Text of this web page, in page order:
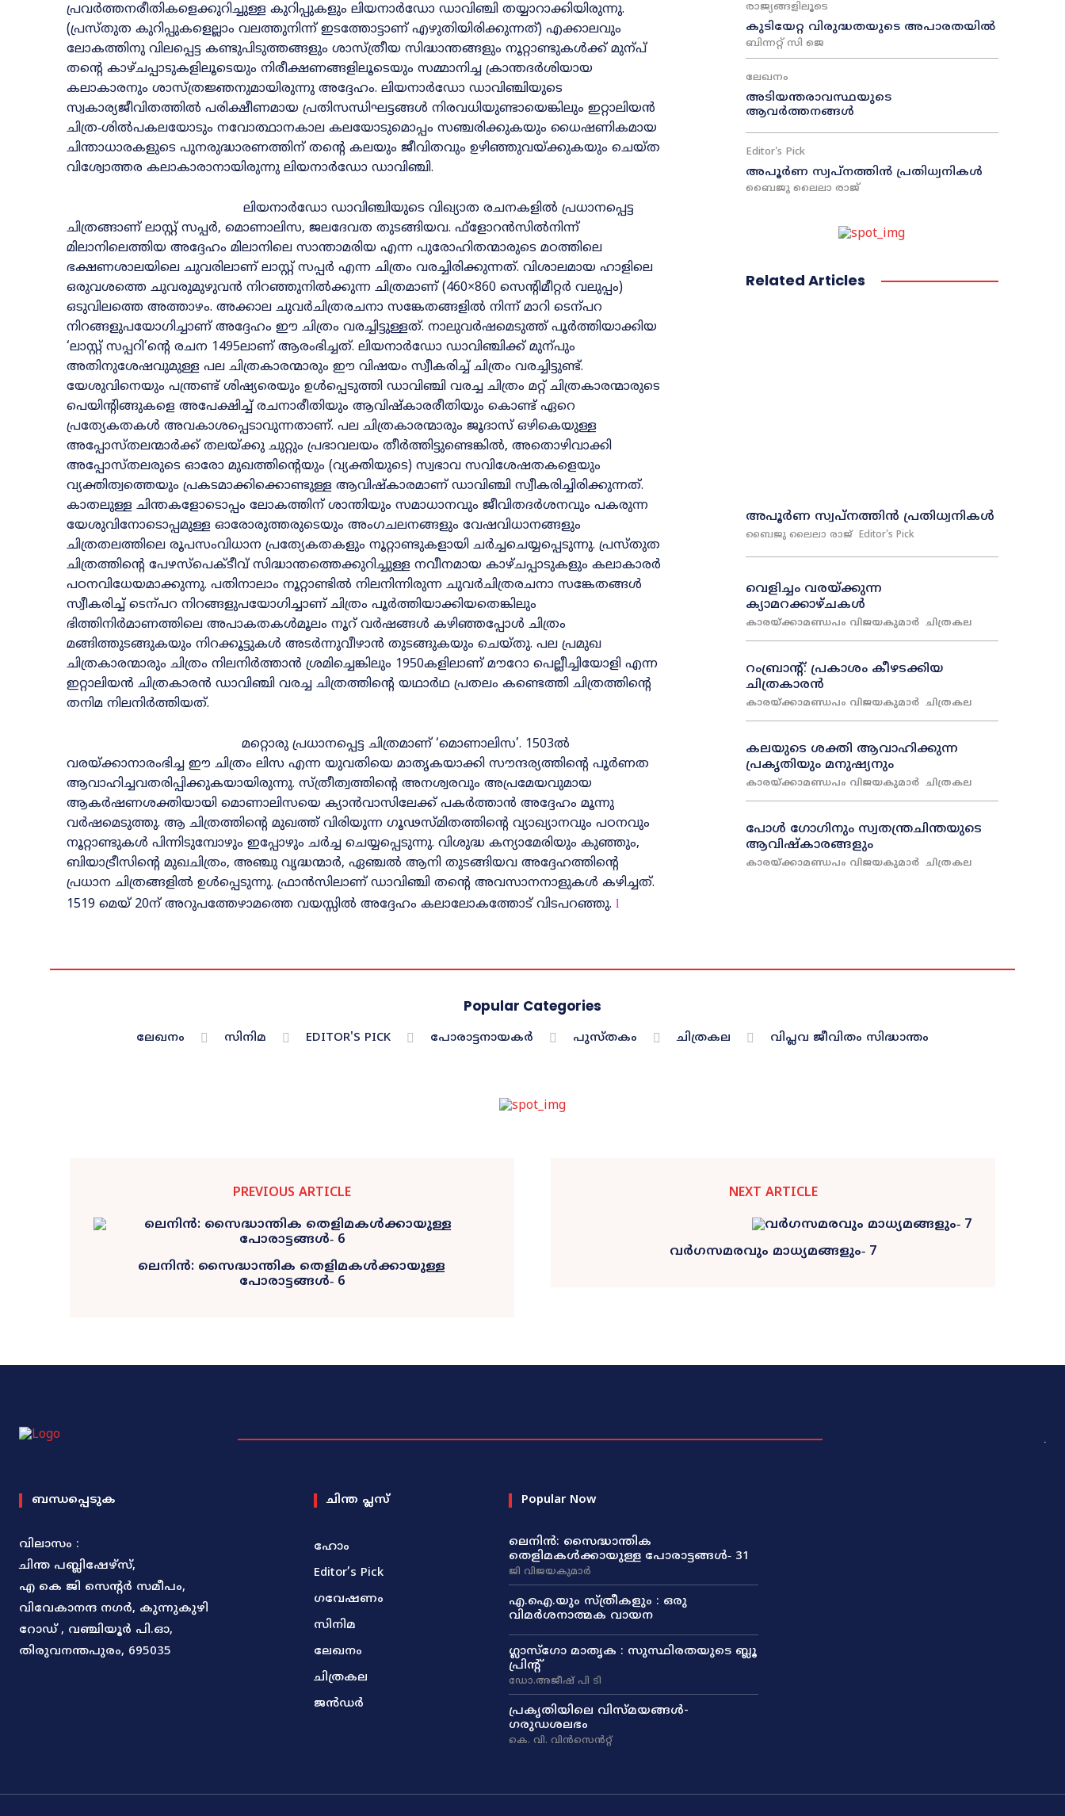
പ്രവർത്തനരീതികളെക്കുറിച്ചുള്ള കുറിപ്പുകളും ലിയനാർഡോ ഡാവിഞ്ചി തയ്യാറാക്കിയിരുന്നു.
(പ്രസ്‌തുത കുറിപ്പുകളെല്ലാം വലത്തുനിന്ന്‌ ഇടത്തോട്ടാണ്‌ എഴുതിയിരിക്കുന്നത്‌) എക്കാലവും
ലോകത്തിനു വിലപ്പെട്ട കണ്ടുപിടുത്തങ്ങളും ശാസ്‌ത്രീയ സിദ്ധാന്തങ്ങളും നൂറ്റാണ്ടുകൾക്ക്‌ മുന്പ്‌
തന്റെ കാഴ്‌ചപ്പാടുകളിലൂടെയും നിരീക്ഷണങ്ങളിലൂടെയും സമ്മാനിച്ച ക്രാന്തദർശിയായ
കലാകാരനും ശാസ്‌ത്രജ്ഞനുമായിരുന്നു അദ്ദേഹം. ലിയനാർഡോ ഡാവിഞ്ചിയുടെ
സ്വകാര്യജീവിതത്തിൽ പരിക്ഷീണമായ പ്രതിസന്ധിഘട്ടങ്ങൾ നിരവധിയുണ്ടായെങ്കിലും ഇറ്റാലിയൻ
ചിത്ര‐ശിൽപകലയോടും നവോത്ഥാനകാല കലയോടുമൊപ്പം സഞ്ചരിക്കുകയും ധൈഷണികമായ
ചിന്താധാരകളുടെ പുനരുദ്ധാരണത്തിന്‌ തന്റെ കലയും ജീവിതവും ഉഴിഞ്ഞുവയ്‌ക്കുകയും ചെയ്‌ത
വിശ്വോത്തര കലാകാരാനായിരുന്നു ലിയനാർഡോ ഡാവിഞ്ചി.
ലിയനാർഡോ ഡാവിഞ്ചിയുടെ വിഖ്യാത രചനകളിൽ പ്രധാനപ്പെട്ട
ചിത്രങ്ങാണ്‌ ലാസ്റ്റ്‌ സപ്പർ, മൊണാലിസ, ജലദേവത തുടങ്ങിയവ. ഫ്‌ളോറൻസിൽനിന്ന്‌
മിലാനിലെത്തിയ അദ്ദേഹം മിലാനിലെ സാന്താമരിയ എന്ന പുരോഹിതന്മാരുടെ മഠത്തിലെ
ഭക്ഷണശാലയിലെ ചുവരിലാണ്‌ ലാസ്റ്റ്‌ സപ്പർ എന്ന ചിത്രം വരച്ചിരിക്കുന്നത്‌. വിശാലമായ ഹാളിലെ
ഒരുവശത്തെ ചുവരുമുഴുവൻ നിറഞ്ഞുനിൽക്കുന്ന ചിത്രമാണ്‌ (460×860 സെന്റിമീറ്റർ വലുപ്പം)
ഒടുവിലത്തെ അത്താഴം. അക്കാല ചുവർചിത്രരചനാ സങ്കേതങ്ങളിൽ നിന്ന്‌ മാറി ടെന്പറ
നിറങ്ങളുപയോഗിച്ചാണ്‌ അദ്ദേഹം ഈ ചിത്രം വരച്ചിട്ടുള്ളത്‌. നാലുവർഷമെടുത്ത്‌ പൂർത്തിയാക്കിയ
‘ലാസ്റ്റ്‌ സപ്പറി’ന്റെ രചന 1495ലാണ്‌ ആരംഭിച്ചത്‌. ലിയനാർഡോ ഡാവിഞ്ചിക്ക്‌ മുന്പും
അതിനുശേഷവുമുള്ള പല ചിത്രകാരന്മാരും ഈ വിഷയം സ്വീകരിച്ച്‌ ചിത്രം വരച്ചിട്ടുണ്ട്‌.
യേശുവിനെയും പന്ത്രണ്ട്‌ ശിഷ്യരെയും ഉൾപ്പെടുത്തി ഡാവിഞ്ചി വരച്ച ചിത്രം മറ്റ്‌ ചിത്രകാരന്മാരുടെ
പെയിന്റിങ്ങുകളെ അപേക്ഷിച്ച്‌ രചനാരീതിയും ആവിഷ്‌കാരരീതിയും കൊണ്ട്‌ ഏറെ
പ്രത്യേകതകൾ അവകാശപ്പെടാവുന്നതാണ്‌. പല ചിത്രകാരന്മാരും ജൂദാസ്‌ ഒഴികെയുള്ള
അപ്പോസ്‌തലന്മാർക്ക്‌ തലയ്‌ക്കു ചുറ്റും പ്രഭാവലയം തീർത്തിട്ടുണ്ടെങ്കിൽ, അതൊഴിവാക്കി
അപ്പോസ്‌തലരുടെ ഓരോ മുഖത്തിന്റെയും (വ്യക്തിയുടെ) സ്വഭാവ സവിശേഷതകളെയും
വ്യക്തിത്വത്തെയും പ്രകടമാക്കിക്കൊണ്ടുള്ള ആവിഷ്‌കാരമാണ്‌ ഡാവിഞ്ചി സ്വീകരിച്ചിരിക്കുന്നത്‌.
കാതലുള്ള ചിന്തകളോടൊപ്പം ലോകത്തിന്‌ ശാന്തിയും സമാധാനവും ജീവിതദർശനവും പകരുന്ന
യേശുവിനോടൊപ്പമുള്ള ഓരോരുത്തരുടെയും അംഗചലനങ്ങളും വേഷവിധാനങ്ങളും
ചിത്രതലത്തിലെ രൂപസംവിധാന പ്രത്യേകതകളും നൂറ്റാണ്ടുകളായി ചർച്ചചെയ്യപ്പെടുന്നു. പ്രസ്‌തുത
ചിത്രത്തിന്റെ പേഴസ്‌പെക്ടീവ്‌ സിദ്ധാന്തത്തെക്കുറിച്ചുള്ള നവീനമായ കാഴ്‌ചപ്പാടുകളും കലാകാരർ
പഠനവിധേയമാക്കുന്നു. പതിനാലാം നൂറ്റാണ്ടിൽ നിലനിന്നിരുന്ന ചുവർചിത്രരചനാ സങ്കേതങ്ങൾ
സ്വീകരിച്ച്‌ ടെന്പറ നിറങ്ങളുപയോഗിച്ചാണ്‌ ചിത്രം പൂർത്തിയാക്കിയതെങ്കിലും
ഭിത്തിനിർമാണത്തിലെ അപാകതകൾമൂലം നൂറ്‌ വർഷങ്ങൾ കഴിഞ്ഞപ്പോൾ ചിത്രം
മങ്ങിത്തുടങ്ങുകയും നിറക്കൂട്ടുകൾ അടർന്നുവീഴാൻ തുടങ്ങുകയും ചെയ്‌തു. പല പ്രമുഖ
ചിത്രകാരന്മാരും ചിത്രം നിലനിർത്താൻ ശ്രമിച്ചെങ്കിലും 1950കളിലാണ്‌ മൗറോ പെല്ലീച്ചിയോളി എന്ന
ഇറ്റാലിയൻ ചിത്രകാരൻ ഡാവിഞ്ചി വരച്ച ചിത്രത്തിന്റെ യഥാർഥ പ്രതലം കണ്ടെത്തി ചിത്രത്തിന്റെ
തനിമ നിലനിർത്തിയത്‌.
മറ്റൊരു പ്രധാനപ്പെട്ട ചിത്രമാണ്‌ ‘മൊണാലിസ’. 1503ൽ
വരയ്‌ക്കാനാരംഭിച്ച ഈ ചിത്രം ലിസ എന്ന യുവതിയെ മാതൃകയാക്കി സൗന്ദര്യത്തിന്റെ പൂർണത
ആവാഹിച്ചവതരിപ്പിക്കുകയായിരുന്നു. സ്‌ത്രീത്വത്തിന്റെ അനശ്വരവും അപ്രമേയവുമായ
ആകർഷണശക്തിയായി മൊണാലിസയെ ക്യാൻവാസിലേക്ക്‌ പകർത്താൻ അദ്ദേഹം മൂന്നു
വർഷമെടുത്തു. ആ ചിത്രത്തിന്റെ മുഖത്ത്‌ വിരിയുന്ന ഗൂഢസ്‌മിതത്തിന്റെ വ്യാഖ്യാനവും പഠനവും
നൂറ്റാണ്ടുകൾ പിന്നിടുമ്പോഴും ഇപ്പോഴും ചർച്ച ചെയ്യപ്പെടുന്നു. വിശുദ്ധ കന്യാമേരിയും കുഞ്ഞും,
ബിയാട്രീസിന്റെ മുഖചിത്രം, അഞ്ചു വൃദ്ധന്മാർ, ഏഞ്ചൽ ആനി തുടങ്ങിയവ അദ്ദേഹത്തിന്റെ
പ്രധാന ചിത്രങ്ങളിൽ ഉൾപ്പെടുന്നു. ഫ്രാൻസിലാണ്‌ ഡാവിഞ്ചി തന്റെ അവസാനനാളുകൾ കഴിച്ചത്‌.
1519 മെയ്‌ 20ന്‌ അറുപത്തേഴാമത്തെ വയസ്സിൽ അദ്ദേഹം കലാലോകത്തോട്‌ വിടപറഞ്ഞു. l
രാജ്യങ്ങളിലൂടെ
കുടിയേറ്റ വിരുദ്ധതയുടെ അപാരതയിൽ
ബിന്നറ്റ് സി ജെ
ലേഖനം
അടിയന്തരാവസ്ഥയുടെ
ആവർത്തനങ്ങൾ
Editor's Pick
അപൂർണ സ്വപ്നത്തിൻ പ്രതിധ്വനികൾ
ബൈജു ലൈലാ രാജ്
Related Articles
അപൂർണ സ്വപ്നത്തിൻ പ്രതിധ്വനികൾ
ബൈജു ലൈലാ രാജ് Editor's Pick
വെളിച്ചം വരയ്‌ക്കുന്ന
ക്യാമറക്കാഴ്‌ചകൾ
കാരയ്‌ക്കാമണ്ഡപം വിജയകുമാർ ചിത്രകല
റംബ്രാന്റ്‌: പ്രകാശം കീഴടക്കിയ
ചിത്രകാരൻ
കാരയ്‌ക്കാമണ്ഡപം വിജയകുമാർ ചിത്രകല
കലയുടെ ശക്തി ആവാഹിക്കുന്ന
പ്രകൃതിയും മനുഷ്യനും
കാരയ്‌ക്കാമണ്ഡപം വിജയകുമാർ ചിത്രകല
പോൾ ഗോഗിനും സ്വതന്ത്രചിന്തയുടെ
ആവിഷ്‌കാരങ്ങളും
കാരയ്‌ക്കാമണ്ഡപം വിജയകുമാർ ചിത്രകല
Popular Categories
ലേഖനം സിനിമ EDITOR'S PICK പോരാട്ടനായകർ പുസ്തകം ചിത്രകല വിപ്ലവ ജീവിതം സിദ്ധാന്തം
PREVIOUS ARTICLE
ലെനിൻ: സൈദ്ധാന്തിക തെളിമകൾക്കായുള്ള
പോരാട്ടങ്ങൾ‐ 6
NEXT ARTICLE
വർഗസമരവും മാധ്യമങ്ങളും‐ 7
.
ബന്ധപ്പെടുക
വിലാസം :
ചിന്ത പബ്ലിഷേഴ്സ്,
എ കെ ജി സെന്റർ സമീപം,
വിവേകാനന്ദ നഗർ, കുന്നുകുഴി
റോഡ് , വഞ്ചിയൂർ പി.ഓ,
തിരുവനന്തപുരം, 695035
ചിന്ത പ്ലസ്
ഹോം
Editor’s Pick
ഗവേഷണം
സിനിമ
ലേഖനം
ചിത്രകല
ജൻഡർ
Popular Now
ലെനിൻ: സൈദ്ധാന്തിക
തെളിമകൾക്കായുള്ള പോരാട്ടങ്ങൾ‐ 31
ജി വിജയകുമാർ
എ.ഐ.യും സ്ത്രീകളും : ഒരു
വിമർശനാത്മക വായന
ഗ്ലാസ്ഗോ മാതൃക : സുസ്ഥിരതയുടെ ബ്ലൂ
പ്രിന്റ്
ഡോ.അജീഷ് പി ടി
പ്രകൃതിയിലെ വിസ്മയങ്ങൾ-
ഗരുഡശലഭം
കെ. വി. വിൻസെൻറ്റ്